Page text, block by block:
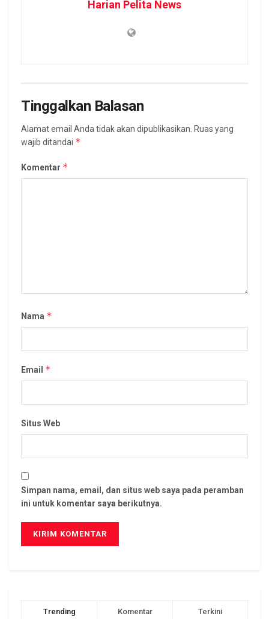
Harian Pelita News
Tinggalkan Balasan
Alamat email Anda tidak akan dipublikasikan. Ruas yang
wajib ditandai *
Komentar *
Nama *
Email *
Situs Web
Simpan nama, email, dan situs web saya pada peramban
ini untuk komentar saya berikutnya.
Trending Komentar Terkini